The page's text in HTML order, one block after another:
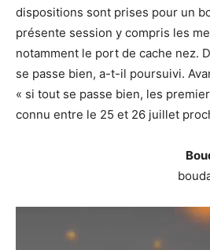
dispositions sont prises pour un
présente session y compris les
notamment le port de cache nez.
se passe bien, a-t-il poursuivi.
« si tout se passe bien, les
connu entre le 25 et 26 juillet